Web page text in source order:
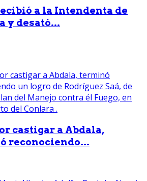
a la Intendenta de
y desató...
castigar a Abdala,
reconociendo...